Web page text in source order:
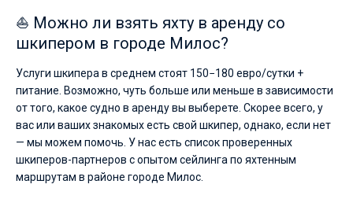
только
береговую
линию,
но
и
ближайшие
острова.
Ознакомьтесь
с
⛵ Можно ли взять яхту в аренду со
шкипером в городе Милос?
Услуги шкипера в среднем стоят 150−180 евро/сутки +
питание. Возможно, чуть больше или меньше в зависимости
от того, какое судно в аренду вы выберете. Скорее всего, у
вас или ваших знакомых есть свой шкипер, однако, если нет
— мы можем помочь. У нас есть список проверенных
шкиперов-партнеров с опытом сейлинга по яхтенным
маршрутам в районе городе Милос.